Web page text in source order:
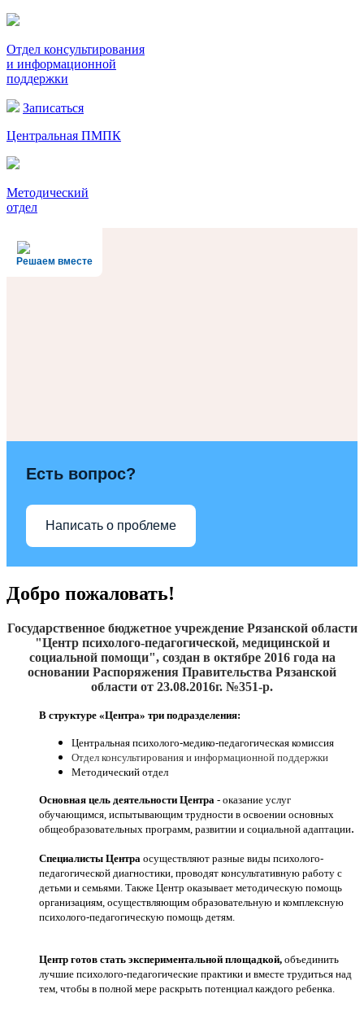
Отдел консультирования
и информационной
поддержки
Записаться
Центральная ПМПК
Методический
отдел
Решаем вместе
Есть вопрос?
Написать о проблеме
Добро пожаловать!
Государственное бюджетное учреждение Рязанской области
"Центр психолого-педагогической, медицинской и
социальной помощи", создан в октябре 2016года на
основании Распоряжения Правительства Рязанской
области от 23.08.2016г. №351-р.
В структуре «Центра» три подразделения:
Центральная психолого-медико-педагогическая комиссия
Отдел консультирования и информационной поддержки
Методический отдел
Основная цель деятельности Центра - оказание услуг
обучающимся, испытывающим трудности в освоении основных
общеобразовательных программ, развитии и социальной адаптации.
Специалисты Центра осуществляют разные виды психолого-
педагогической диагностики, проводят консультативную работу с
детьми и семьями. Также Центр оказывает методическую помощь
организациям, осуществляющим образовательную и комплексную
психолого-педагогическую помощь детям.
Центр готов стать экспериментальной площадкой, объединить
лучшие психолого-педагогические практики и вместе трудиться над
тем, чтобы в полной мере раскрыть потенциал каждого ребенка.